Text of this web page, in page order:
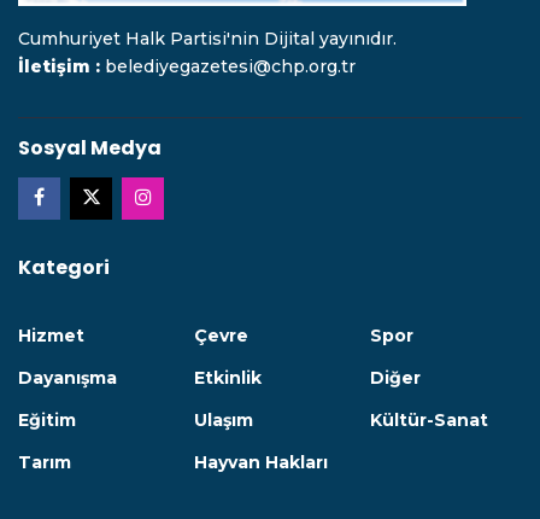
Cumhuriyet Halk Partisi'nin Dijital yayınıdır.
İletişim : belediyegazetesi@chp.org.tr
Sosyal Medya
Kategori
Hizmet
Dayanışma
Eğitim
Tarım
Çevre
Etkinlik
Ulaşım
Hayvan Hakları
Spor
Diğer
Kültür-Sanat